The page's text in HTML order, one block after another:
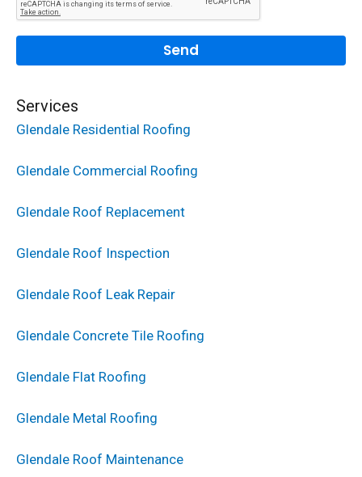
Services
Glendale Residential Roofing
Glendale Commercial Roofing
Glendale Roof Replacement
Glendale Roof Inspection
Glendale Roof Leak Repair
Glendale Concrete Tile Roofing
Glendale Flat Roofing
Glendale Metal Roofing
Glendale Roof Maintenance